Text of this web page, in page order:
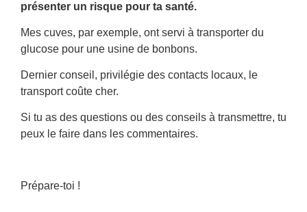
présenter un risque pour ta santé.
Mes cuves, par exemple, ont servi à transporter du
glucose pour une usine de bonbons.
Dernier conseil, privilégie des contacts locaux, le
transport coûte cher.
Si tu as des questions ou des conseils à transmettre, tu
peux le faire dans les commentaires.
Prépare-toi !